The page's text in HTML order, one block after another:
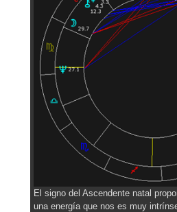
El signo del Ascendente natal
una energía que nos es muy